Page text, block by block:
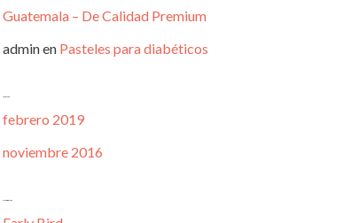
Guatemala – De Calidad Premium
adminen Pasteles para diabéticos
Archivos
febrero 2019
noviembre 2016
Categorías